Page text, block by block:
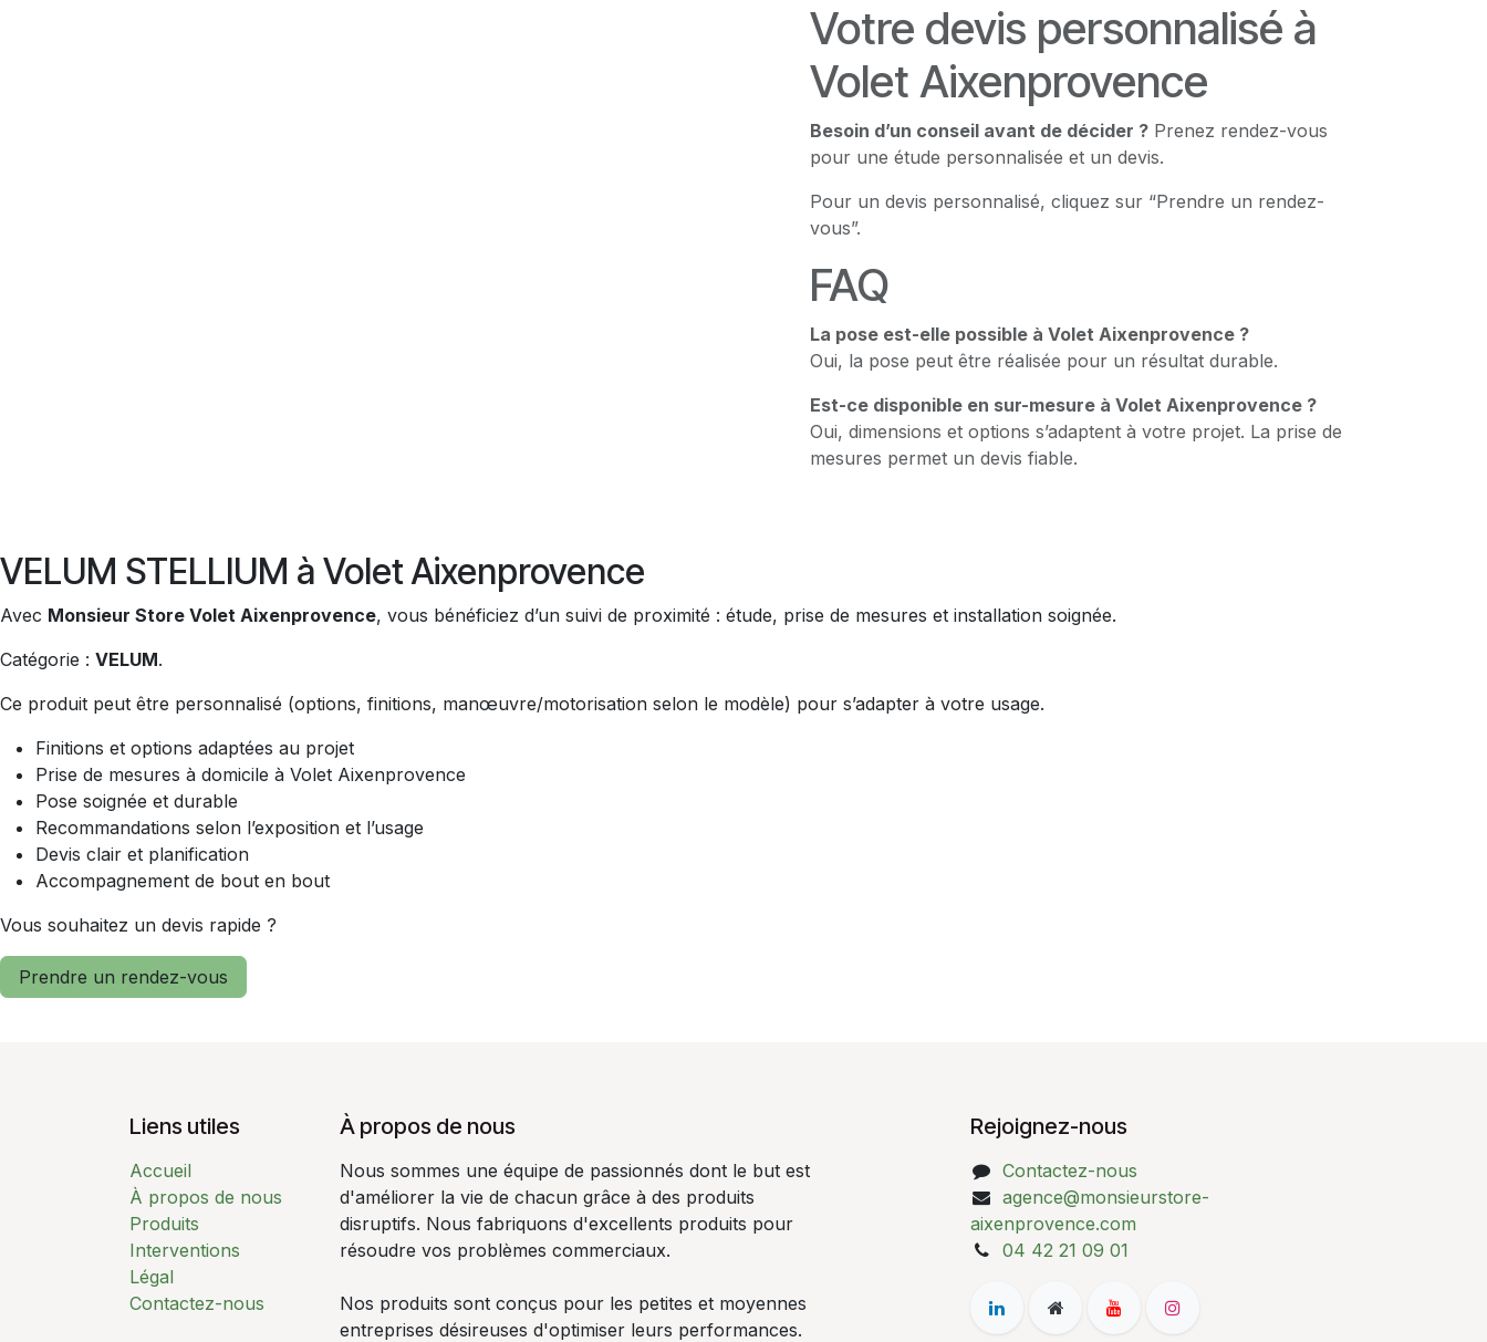
Votre devis personnalisé à
Volet Aixenprovence
Besoin d’un conseil avant de décider ? Prenez rendez-vous
pour une étude personnalisée et un devis.
Pour un devis personnalisé, cliquez sur “Prendre un rendez-
vous”.
FAQ
La pose est-elle possible à Volet Aixenprovence ?
Oui, la pose peut être réalisée pour un résultat durable.
Est-ce disponible en sur-mesure à Volet Aixenprovence ?
Oui, dimensions et options s’adaptent à votre projet. La prise de
mesures permet un devis fiable.
VELUM STELLIUM à Volet Aixenprovence
Avec Monsieur Store Volet Aixenprovence, vous bénéficiez d’un suivi de proximité : étude, prise de mesures et installation soignée.
Catégorie : VELUM.
Ce produit peut être personnalisé (options, finitions, manœuvre/motorisation selon le modèle) pour s’adapter à votre usage.
Finitions et options adaptées au projet
Prise de mesures à domicile à Volet Aixenprovence
Pose soignée et durable
Recommandations selon l’exposition et l’usage
Devis clair et planification
Accompagnement de bout en bout
Vous souhaitez un devis rapide ?
Prendre un rendez-vous
Liens utiles
Accueil
À propos de nous
Produits
Interventions
Légal
Contactez-nous
À propos de nous
Nous sommes une équipe de passionnés dont le but est
d'améliorer la vie de chacun grâce à des produits
disruptifs. Nous fabriquons d'excellents produits pour
résoudre vos problèmes commerciaux.
Nos produits sont conçus pour les petites et moyennes
entreprises désireuses d'optimiser leurs performances.
Rejoignez-nous
Contactez-nous
agence@monsieurstore-
aixenprovence.com
04 42 21 09 01